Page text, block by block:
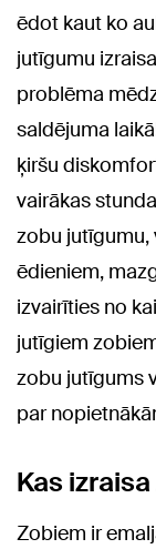
ēdot kaut ko
jutīgumu
problēma
saldējuma
ķiršu
vairākas
zobu jutīgumu,
ēdieniem,
izvairīties no
jutīgiem
zobu jutīgums
par
Kas
Zobiem ir